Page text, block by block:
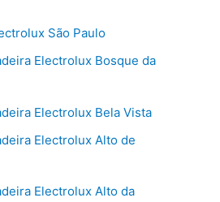
São Paulo
Electrolux Bosque da
Electrolux Bela Vista
Electrolux Alto de
Electrolux Alto da